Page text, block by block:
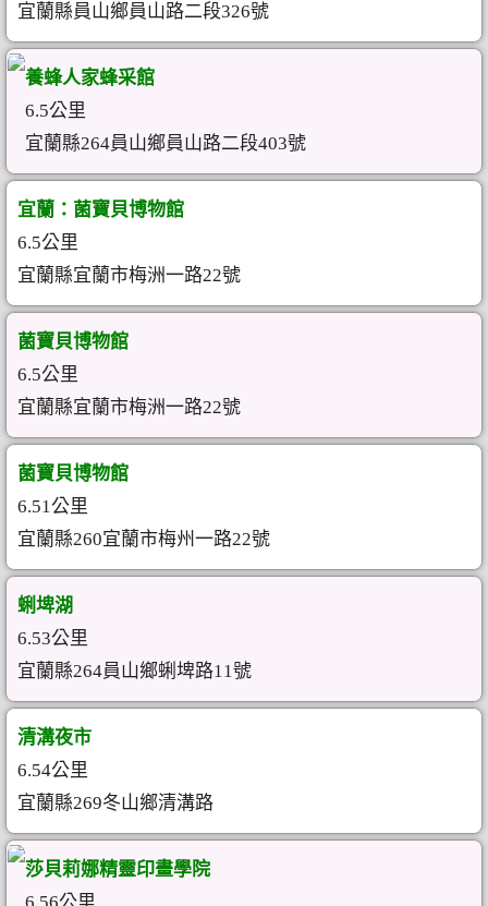
宜蘭縣員山鄉員山路二段326號
養蜂人家蜂采館
6.5公里
宜蘭縣264員山鄉員山路二段403號
宜蘭：菌寶貝博物館
6.5公里
宜蘭縣宜蘭市梅洲一路22號
菌寶貝博物館
6.5公里
宜蘭縣宜蘭市梅洲一路22號
菌寶貝博物館
6.51公里
宜蘭縣260宜蘭市梅州一路22號
蜊埤湖
6.53公里
宜蘭縣264員山鄉蜊埤路11號
清溝夜市
6.54公里
宜蘭縣269冬山鄉清溝路
莎貝莉娜精靈印畫學院